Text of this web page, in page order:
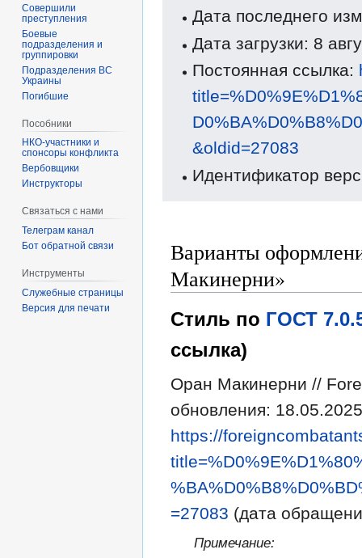
Дата последнего
Дата загрузки: 8
Постоянная ссылка:
&oldid=27083
Идентификатор
Варианты
Макинерни»
Стиль по ГОСТ
ссылка)
Оран Макинерни //
обновления:
https://
=27083 (дата
Примечание:
Совершили
преступления
Боевые
подразделения и
группировки
Подразделения ВС
Украины
Погибшие
Пособники
спонсоры конфликта
‏‎Вербовщики
Инструкторы
Связаться с нами
Телеграм канал
Бот обратной связи
Инструменты
Служебные страницы
Версия для печати